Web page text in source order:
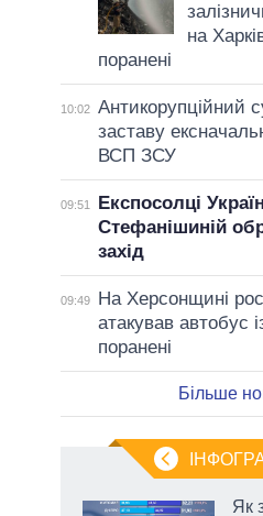
на
поранені
10:02 Антикорупційний
заставу
ВСП ЗСУ
09:51
Експосолці
Стефанішиній
захід
09:49
На Херсонщині
атакував автобус
поранені
Більше
Як